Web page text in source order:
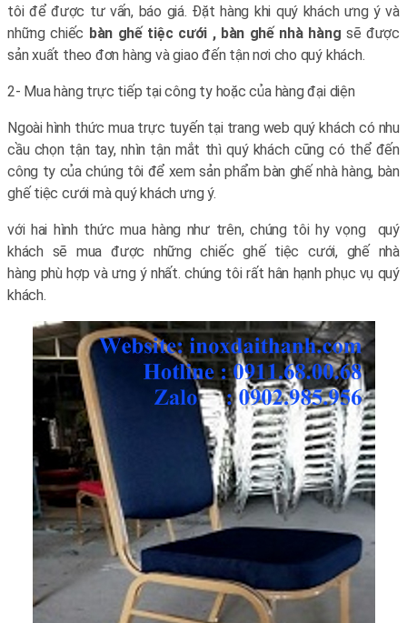
tôi để được tư vấn, báo giá. Đặt hàng khi quý khách ưng ý và
những chiếc bàn ghế tiệc cưới , bàn ghế nhà hàng sẽ được
sản xuất theo đơn hàng và giao đến tận nơi cho quý khách.
2- Mua hàng trực tiếp tại công ty hoặc của hàng đại diện
Ngoài hình thức mua trực tuyến tại trang web quý khách có nhu
cầu chọn tận tay, nhìn tận mắt thì quý khách cũng có thể đến
công ty của chúng tôi để xem sản phẩm bàn ghế nhà hàng, bàn
ghế tiệc cưới mà quý khách ưng ý.
với hai hình thức mua hàng như trên, chúng tôi hy vọng quý
khách sẽ mua được những chiếc ghế tiệc cưới, ghế nhà
hàng phù hợp và ưng ý nhất. chúng tôi rất hân hạnh phục vụ quý
khách.